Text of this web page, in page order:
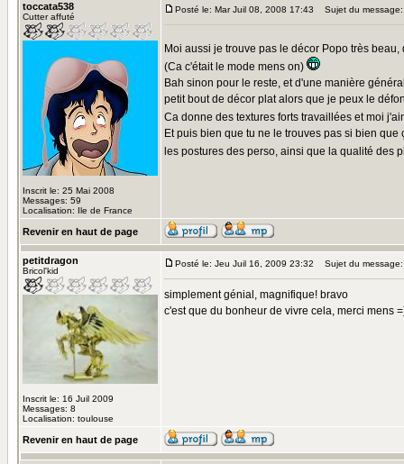
toccata538
Cutter affuté
Inscrit le: 25 Mai 2008
Messages: 59
Localisation: Ile de France
Posté le: Mar Juil 08, 2008 17:43 Sujet du message:
Moi aussi je trouve pas le décor Popo très
(Ca c'était le mode mens on)
Bah sinon pour le reste, et d'une manière
petit bout de décor plat alors que je peux le
Ca donne des textures forts travaillées et moi
Et puis bien que tu ne le trouves pas si bien
les postures des perso, ainsi que la qualité des
Revenir en haut de page
petitdragon
Bricol'kid
Inscrit le: 16 Juil 2009
Messages: 8
Localisation: toulouse
Posté le: Jeu Juil 16, 2009 23:32 Sujet du message:
simplement génial, magnifique! bravo
c'est que du bonheur de vivre cela, merci mens
Revenir en haut de page